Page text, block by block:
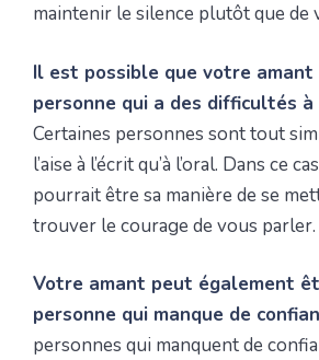
maintenir le silence plutôt que de
Il est possible que votre amant
personne qui a des difficultés à
Certaines personnes sont tout
l’aise à l’écrit qu’à l’oral. Dans ce
pourrait être sa manière de se
trouver le courage de vous parler.
Votre amant peut également
personne qui manque de
personnes qui manquent de